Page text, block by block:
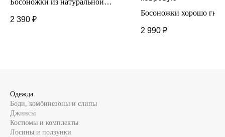
Босоножки из натуральной
носом очень хорошо гнется, что
2 390 ₽
Босоножки хорошо
Выполнены из
2 990 ₽
Одежда
Боди, комбинезоны и слипы
Джинсы
Костюмы и комплекты
Лосины и ползунки